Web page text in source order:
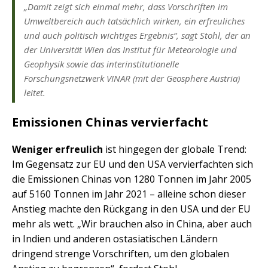
„Damit zeigt sich einmal mehr, dass Vorschriften im
Umweltbereich auch tatsächlich wirken, ein erfreuliches
und auch politisch wichtiges Ergebnis“, sagt Stohl, der an
der Universität Wien das Institut für Meteorologie und
Geophysik sowie das interinstitutionelle
Forschungsnetzwerk VINAR (mit der Geosphere Austria)
leitet.
Emissionen Chinas vervierfacht
Weniger erfreulich ist hingegen der globale Trend:
Im Gegensatz zur EU und den USA vervierfachten sich
die Emissionen Chinas von 1280 Tonnen im Jahr 2005
auf 5160 Tonnen im Jahr 2021 – alleine schon dieser
Anstieg machte den Rückgang in den USA und der EU
mehr als wett. „Wir brauchen also in China, aber auch
in Indien und anderen ostasiatischen Ländern
dringend strenge Vorschriften, um den globalen